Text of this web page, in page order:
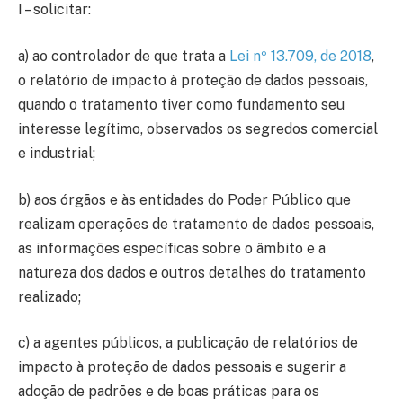
I – solicitar:
a) ao controlador de que trata a Lei nº 13.709, de 2018,
o relatório de impacto à proteção de dados pessoais,
quando o tratamento tiver como fundamento seu
interesse legítimo, observados os segredos comercial
e industrial;
b) aos órgãos e às entidades do Poder Público que
realizam operações de tratamento de dados pessoais,
as informações específicas sobre o âmbito e a
natureza dos dados e outros detalhes do tratamento
realizado;
c) a agentes públicos, a publicação de relatórios de
impacto à proteção de dados pessoais e sugerir a
adoção de padrões e de boas práticas para os